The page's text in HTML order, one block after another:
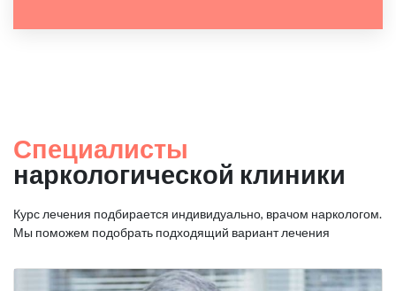
Специалисты
наркологической клиники
Курс лечения подбирается индивидуально, врачом наркологом.
Мы поможем подобрать подходящий вариант лечения